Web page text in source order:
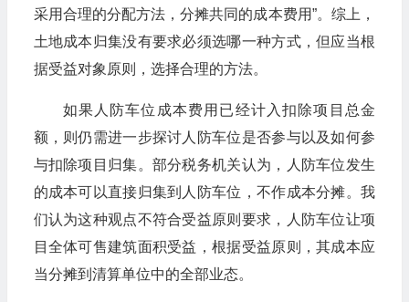
采用合理的分配方法，分摊共同的成本费用”。综上，
土地成本归集没有要求必须选哪一种方式，但应当根
据受益对象原则，选择合理的方法。
如果人防车位成本费用已经计入扣除项目总金
额，则仍需进一步探讨人防车位是否参与以及如何参
与扣除项目归集。部分税务机关认为，人防车位发生
的成本可以直接归集到人防车位，不作成本分摊。我
们认为这种观点不符合受益原则要求，人防车位让项
目全体可售建筑面积受益，根据受益原则，其成本应
当分摊到清算单位中的全部业态。